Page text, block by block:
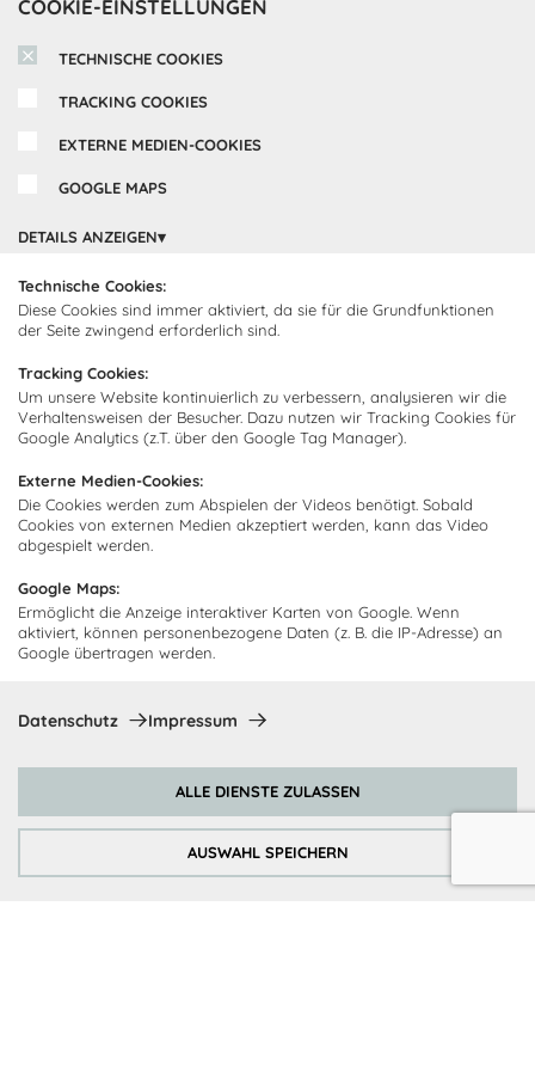
COOKIE-EINSTELLUNGEN
TECHNISCHE COOKIES
TRACKING COOKIES
EXTERNE MEDIEN-COOKIES
GOOGLE MAPS
DETAILS ANZEIGEN
Technische Cookies:
Diese Cookies sind immer aktiviert, da sie für die Grundfunktionen
der Seite zwingend erforderlich sind.
Tracking Cookies:
Um unsere Website kontinuierlich zu verbessern, analysieren wir die
Verhaltensweisen der Besucher. Dazu nutzen wir Tracking Cookies für
Google Analytics (z.T. über den Google Tag Manager).
Externe Medien-Cookies:
Die Cookies werden zum Abspielen der Videos benötigt. Sobald
Cookies von externen Medien akzeptiert werden, kann das Video
abgespielt werden.
Google Maps:
Ermöglicht die Anzeige interaktiver Karten von Google. Wenn
aktiviert, können personenbezogene Daten (z. B. die IP-Adresse) an
Google übertragen werden.
Datenschutz Impressum
AUSWAHL SPEICHERN
ALLE DIENSTE ZULASSEN
Cocooning24 Küchen
Über Cocooning24
Über uns
Impressum
Kontakt
Kundendienst
Montage
Zahlarten
Newsletter abonnieren
Abonnieren Sie unseren
Newsletter und empfangen Sie
Neuigkeiten und Angebote
per E-Mail-Newsletter über seine Angebote informiert.
sind in derDatenschutzrichtliniezu finden.